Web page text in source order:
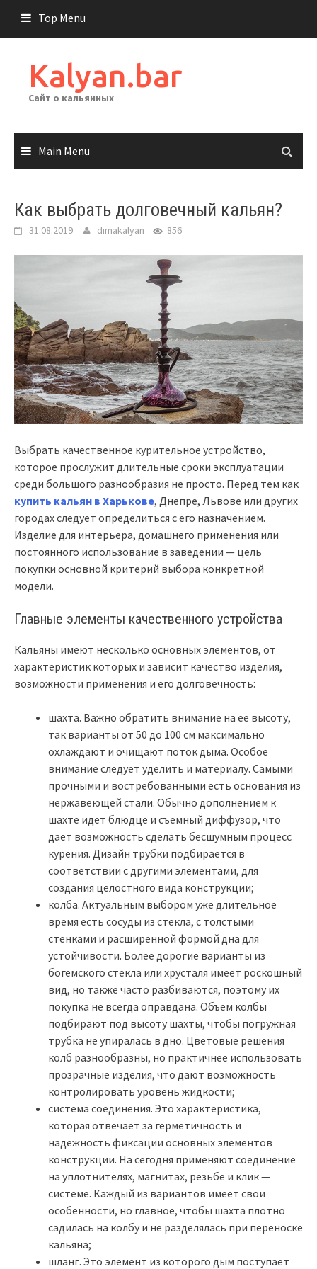
content
Top Menu
Kalyan.bar
Сайт о кальянных
Main Menu
Как выбрать долговечный кальян?
31.08.2019 dimakalyan 856
Выбрать качественное курительное устройство,
которое прослужит длительные сроки эксплуатации
среди большого разнообразия не просто. Перед тем как
купить кальян в Харькове, Днепре, Львове или других
городах следует определиться с его назначением.
Изделие для интерьера, домашнего применения или
постоянного использование в заведении — цель
покупки основной критерий выбора конкретной
модели.
Главные элементы качественного устройства
Кальяны имеют несколько основных элементов, от
характеристик которых и зависит качество изделия,
возможности применения и его долговечность:
шахта. Важно обратить внимание на ее высоту,
так варианты от 50 до 100 см максимально
охлаждают и очищают поток дыма. Особое
внимание следует уделить и материалу. Самыми
прочными и востребованными есть основания из
нержавеющей стали. Обычно дополнением к
шахте идет блюдце и съемный диффузор, что
дает возможность сделать бесшумным процесс
курения. Дизайн трубки подбирается в
соответствии с другими элементами, для
создания целостного вида конструкции;
колба. Актуальным выбором уже длительное
время есть сосуды из стекла, с толстыми
стенками и расширенной формой дна для
устойчивости. Более дорогие варианты из
богемского стекла или хрусталя имеет роскошный
вид, но также часто разбиваются, поэтому их
покупка не всегда оправдана. Объем колбы
подбирают под высоту шахты, чтобы погружная
трубка не упиралась в дно. Цветовые решения
колб разнообразны, но практичнее использовать
прозрачные изделия, что дают возможность
контролировать уровень жидкости;
система соединения. Это характеристика,
которая отвечает за герметичность и
надежность фиксации основных элементов
конструкции. На сегодня применяют соединение
на уплотнителях, магнитах, резьбе и клик —
системе. Каждый из вариантов имеет свои
особенности, но главное, чтобы шахта плотно
садилась на колбу и не разделялась при переноске
кальяна;
шланг. Это элемент из которого дым поступает